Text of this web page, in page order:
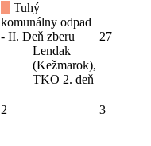
Tuhý
komunálny odpad
- II. Deň zberu
Lendak
(Kežmarok),
TKO 2. deň
27
2
3